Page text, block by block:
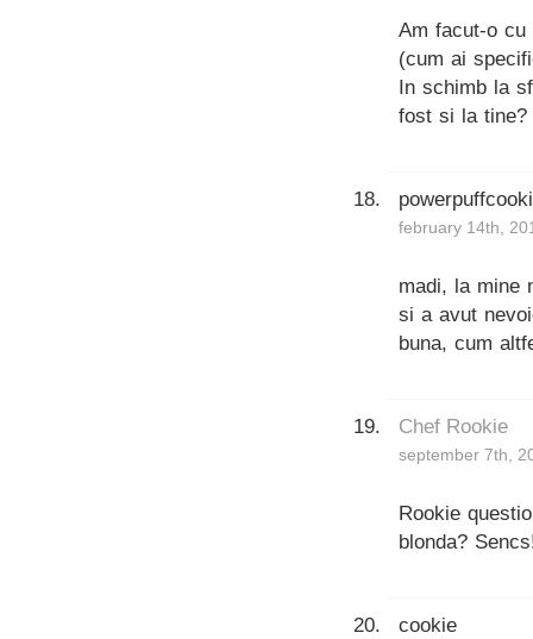
Am facut-o cu
(cum ai
In schimb la
fost si la tine?
february 14th,
madi, la mine
si a avut
buna, cum
Chef Rookie
september 7th,
Rookie
blonda?
cookie